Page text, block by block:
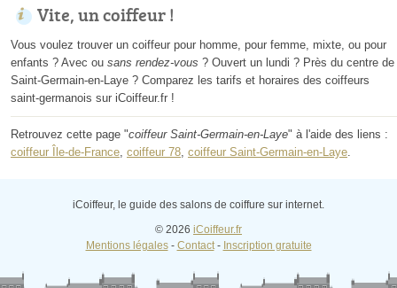
Vite, un coiffeur !
Vous voulez trouver un coiffeur pour homme, pour femme, mixte, ou pour
enfants ? Avec ou sans rendez-vous ? Ouvert un lundi ? Près du centre de
Saint-Germain-en-Laye ? Comparez les tarifs et horaires des coiffeurs
saint-germanois sur iCoiffeur.fr !
Retrouvez cette page "coiffeur Saint-Germain-en-Laye" à l'aide des liens :
coiffeur Île-de-France coiffeur 78 coiffeur Saint-Germain-en-Laye
iCoiffeur, le guide des salons de coiffure sur internet.
© 2026 iCoiffeur.fr
Mentions légales- Contact- Inscription gratuite